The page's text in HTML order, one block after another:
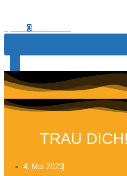
0
TRAU
4. Mai 2023